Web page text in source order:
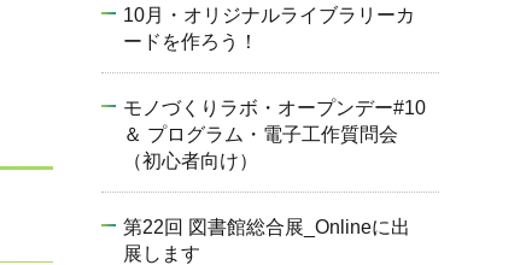
10月・オリジナルライブラリーカ
ードを作ろう！
モノづくりラボ・オープンデー#10
＆ プログラム・電子工作質問会
（初心者向け）
第22回 図書館総合展_Onlineに出
展します